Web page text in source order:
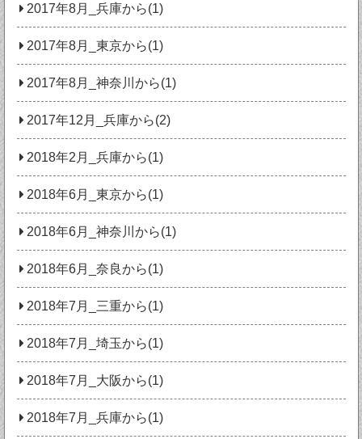
2017年8月_兵庫から(1)
2017年8月_東京から(1)
2017年8月_神奈川から(1)
2017年12月_兵庫から(2)
2018年2月_兵庫から(1)
2018年6月_東京から(1)
2018年6月_神奈川から(1)
2018年6月_奈良から(1)
2018年7月_三重から(1)
2018年7月_埼玉から(1)
2018年7月_大阪から(1)
2018年7月_兵庫から(1)